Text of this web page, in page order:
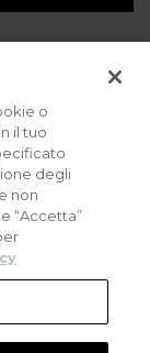
Careers
20 - 40013 Castel
REA BO
Xperience
o
il tuo
degli
non
“Accetta”